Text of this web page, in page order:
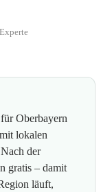
Oberbayern
lokalen
der
gratis – damit
läuft,